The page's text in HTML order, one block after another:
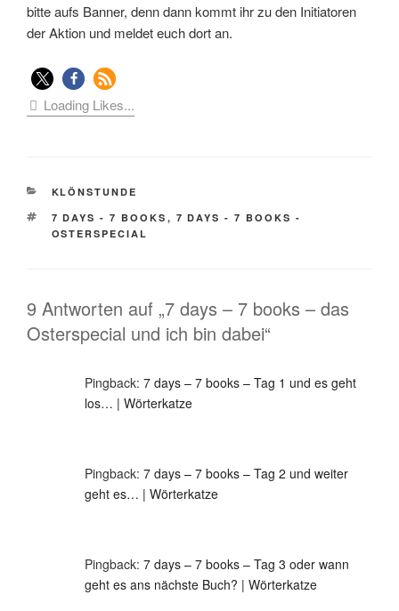
bitte aufs Banner, denn dann kommt ihr zu den Initiatoren
der Aktion und meldet euch dort an.
Loading Likes...
KATEGORIEN
KLÖNSTUNDE
SCHLAGWÖRTER
7 DAYS - 7 BOOKS , 7 DAYS - 7 BOOKS -
OSTERSPECIAL
9 Antworten auf „7 days – 7 books – das
Osterspecial und ich bin dabei“
Pingback: 7 days – 7 books – Tag 1 und es geht
los… | Wörterkatze
Pingback: 7 days – 7 books – Tag 2 und weiter
geht es… | Wörterkatze
Pingback: 7 days – 7 books – Tag 3 oder wann
geht es ans nächste Buch? | Wörterkatze